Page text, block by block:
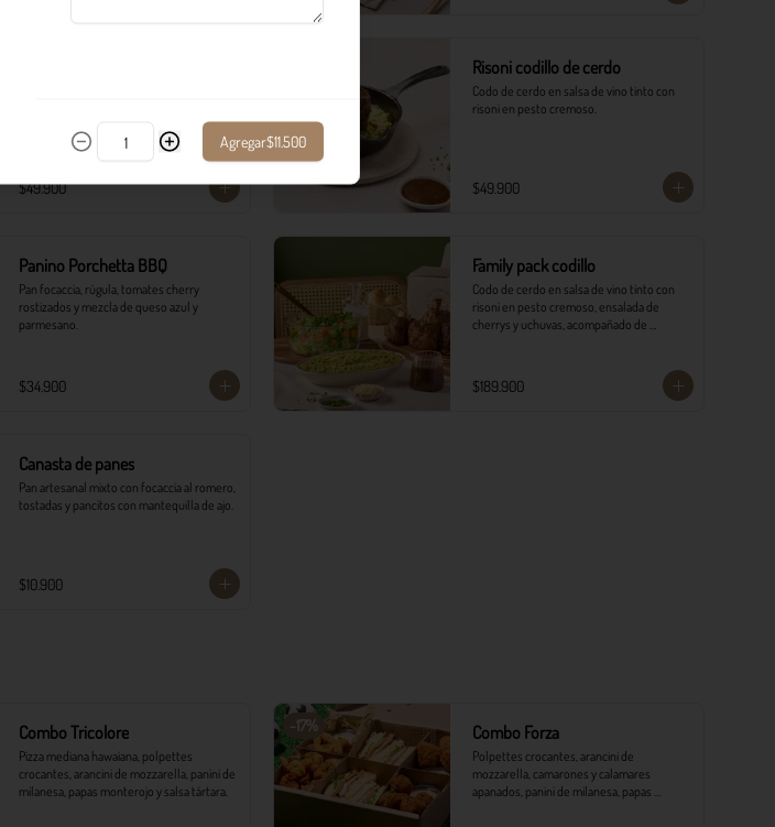
$49.900
Risoni codillo de cerdo
Codo de cerdo en salsa de vino tinto con
risoni en pesto cremoso.​
$49.900
Panino Porchetta BBQ
Pan focaccia, rúgula, tomates cherry
rostizados y mezcla de queso azul y
parmesano.
$34.900
Family pack codillo
Codo de cerdo en salsa de vino tinto con
risoni en pesto cremoso, ensalada de
cherrys y uchuvas, acompañado de
​- 4 Codillos de cerdo​
- Risoni (Cantidad ideal para 4 personas)​
$189.900
Canasta de panes
Pan artesanal mixto con focaccia al romero,
tostadas y pancitos con mantequilla de ajo.
$10.900
Combo Tricolore
Pizza mediana hawaiana, polpettes
crocantes, arancini de mozzarella, panini de
milanesa, papas monterojo y salsa tártara.
-17% Combo Forza
Polpettes crocantes, arancini de
mozzarella, camarones y calamares
apanados, panini de milanesa, papas
Agregar$11.500